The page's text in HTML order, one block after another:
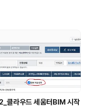
클라우드 세움터BIM 시작